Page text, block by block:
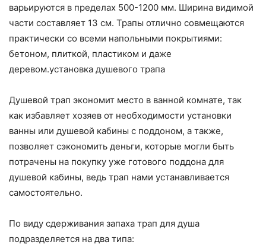
варьируются в пределах 500-1200 мм. Ширина видимой
части составляет 13 см. Трапы отлично совмещаются
практически со всеми напольными покрытиями:
бетоном, плиткой, пластиком и даже
деревом.установка душевого трапа
Душевой трап экономит место в ванной комнате, так
как избавляет хозяев от необходимости установки
ванны или душевой кабины с поддоном, а также,
позволяет сэкономить деньги, которые могли быть
потрачены на покупку уже готового поддона для
душевой кабины, ведь трап нами устанавливается
самостоятельно.
По виду сдерживания запаха трап для душа
подразделяется на два типа: